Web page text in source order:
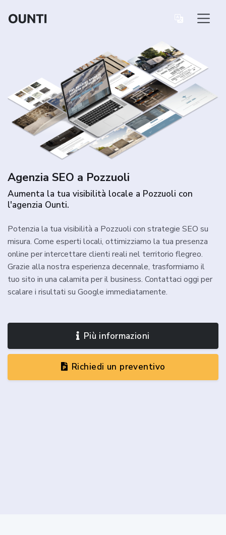
Agenzia SEO a Pozzuoli
Aumenta la tua visibilità locale a Pozzuoli con
l'agenzia Ounti.
Potenzia la tua visibilità a Pozzuoli con strategie SEO su
misura. Come esperti locali, ottimizziamo la tua presenza
online per intercettare clienti reali nel territorio flegreo.
Grazie alla nostra esperienza decennale, trasformiamo il
tuo sito in una calamita per il business. Contattaci oggi per
scalare i risultati su Google immediatamente.
Più informazioni
Richiedi un preventivo